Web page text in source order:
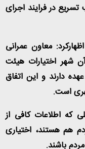
در فرایند اجرای
معاون عمرانی
شهر اختیارات هیئت
دارند و این اتفاق
است.
که اطلاعات کافی از
هم هستند، اختیاری
باشند.